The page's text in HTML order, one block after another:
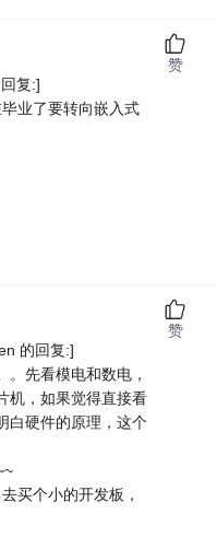
复:]
业了要转向嵌入式
赞
的回复:]
。先看模电和数电，
机，如果觉得直接看
白硬件的原理，这个
买个小的开发板，
赞